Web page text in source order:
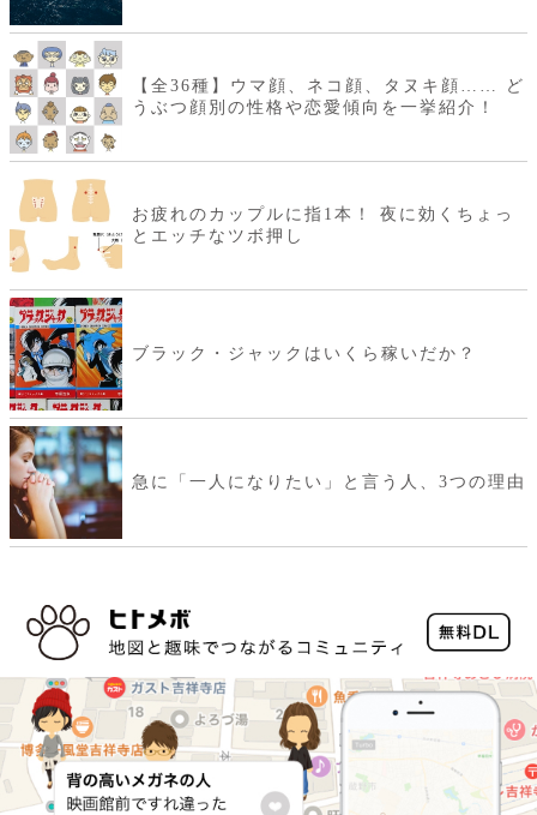
【全36種】ウマ顔、ネコ顔、タヌキ顔…… ど
うぶつ顔別の性格や恋愛傾向を一挙紹介！
お疲れのカップルに指1本！ 夜に効くちょっ
とエッチなツボ押し
ブラック・ジャックはいくら稼いだか？
急に「一人になりたい」と言う人、3つの理由